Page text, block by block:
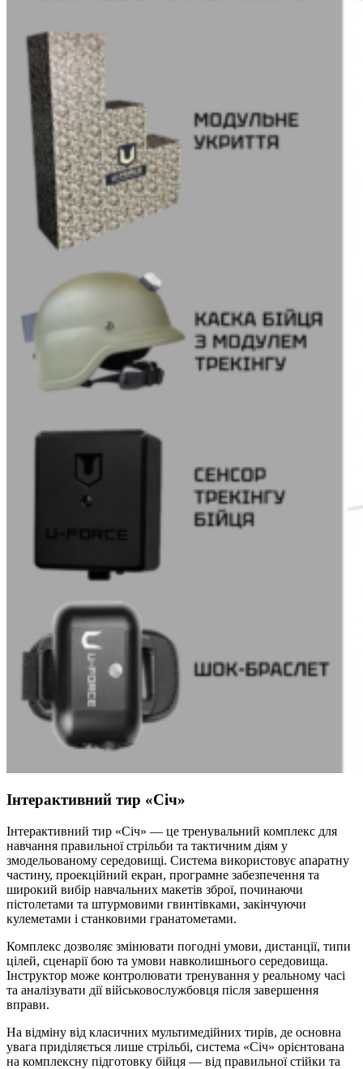
Інтерактивний тир «Січ»
Інтерактивний тир «Січ» — це тренувальний комплекс для
навчання правильної стрільби та тактичним діям у
змодельованому середовищі. Система використовує апаратну
частину, проекційний екран, програмне забезпечення та
широкий вибір навчальних макетів зброї, починаючи
пістолетами та штурмовими гвинтівками, закінчуючи
кулеметами і станковими гранатометами.
Комплекс дозволяє змінювати погодні умови, дистанції, типи
цілей, сценарії бою та умови навколишнього середовища.
Інструктор може контролювати тренування у реальному часі
та аналізувати дії військовослужбовця після завершення
вправи.
На відміну від класичних мультимедійних тирів, де основна
увага приділяється лише стрільбі, система «Січ» орієнтована
на комплексну підготовку бійця — від правильної стійки та